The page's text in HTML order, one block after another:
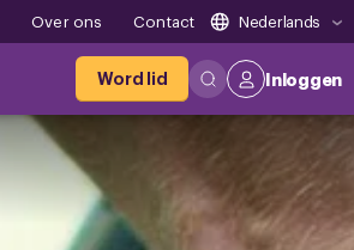
Over ons Contact Nederlands
Word lid
Inloggen